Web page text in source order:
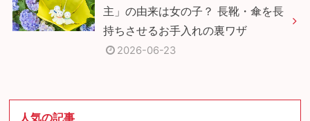
主」の由来は女の子？ 長靴・傘を長
持ちさせるお手入れの裏ワザ
2026-06-23
人気の記事